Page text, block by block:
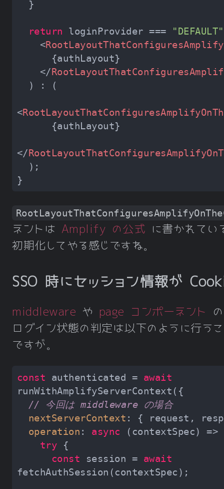
return loginProvider ===
"DEFAULT"
<
</
<
</
ネントは Amplify の公式 に書かれてい
初期化してやる感じですね。
SSO 時にセッション情報が
middleware や page コンポーネント
ログイン状態の判定は以下のように行う
ですが。
const authenticated = await
// 今回は middleware の場合
nextServerContext
operation : async
try
const session = await